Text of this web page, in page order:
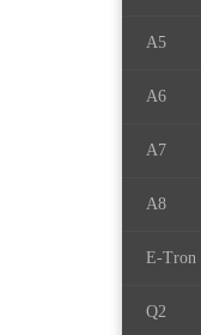
A5
A6
A7
A8
E-Tron
Q2